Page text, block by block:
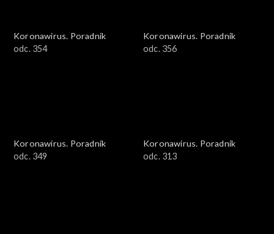
Koronawirus. Poradnik
odc. 354
Koronawirus. Poradnik
odc. 356
Koronawirus. Poradnik
odc. 349
Koronawirus. Poradnik
odc. 313